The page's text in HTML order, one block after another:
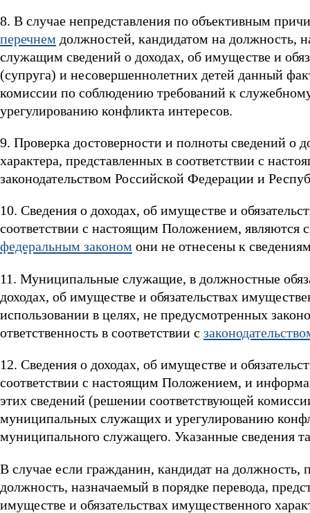
8. В случае непредставления по объективным
перечнем должностей, кандидатом на должность,
служащим сведений о доходах, об имуществе и
(супруга) и несовершеннолетних детей данный
комиссии по соблюдению требований к
урегулированию конфликта интересов.
9. Проверка достоверности и полноты сведений о
характера, представленных в соответствии с
законодательством Российской Федерации и
10. Сведения о доходах, об имуществе и
соответствии с настоящим Положением, являются
федеральным законом они не отнесены к
11. Муниципальные служащие, в должностные
доходах, об имуществе и обязательствах
использовании в целях, не предусмотренных
ответственность в соответствии с
12. Сведения о доходах, об имуществе и
соответствии с настоящим Положением, и
этих сведений (решении соответствующей
муниципальных служащих и урегулированию
муниципального служащего. Указанные сведения
В случае если гражданин, кандидат на
должность, назначаемый в порядке перевода,
имуществе и обязательствах имущественного